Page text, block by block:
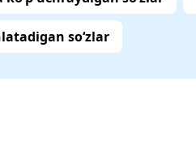
so‘zlar